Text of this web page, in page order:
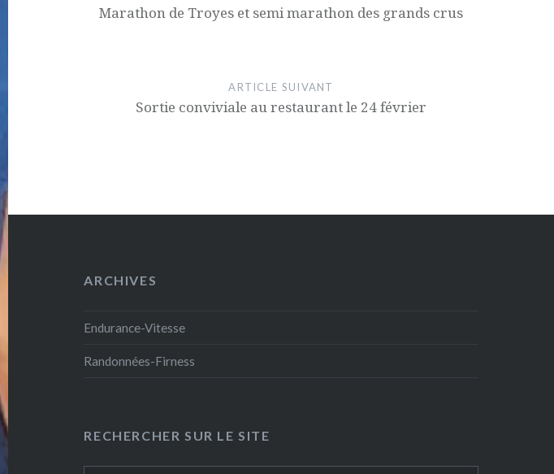
Marathon de Troyes et semi marathon des grands crus
ARTICLE SUIVANT
Sortie conviviale au restaurant le 24 février
ARCHIVES
Endurance-Vitesse
Randonnées-Firness
RECHERCHER SUR LE SITE